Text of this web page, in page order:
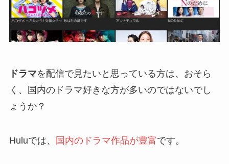
ドラマを配信で見たいと思っている方は、おそら
く、国内のドラマ好きな方が多いのではないでし
ょうか？
Huluでは、 国内のドラマ作品が豊富です。